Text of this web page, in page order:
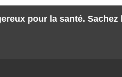
pour la santé.